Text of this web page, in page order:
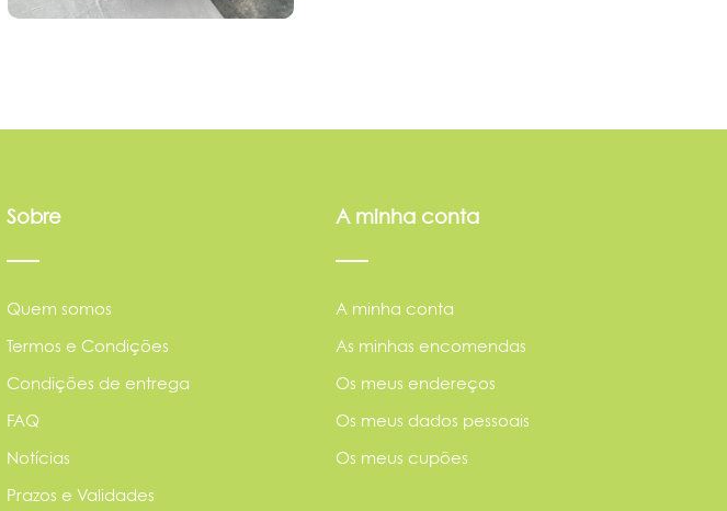
Sobre
Quem somos
Termos e Condições
Condições de entrega
FAQ
Notícias
Prazos e Validades
A minha conta
A minha conta
As minhas encomendas
Os meus endereços
Os meus dados pessoais
Os meus cupões